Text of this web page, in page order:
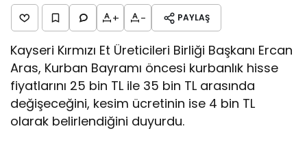
+ - PAYLAŞ
Kayseri Kırmızı Et Üreticileri Birliği Başkanı Ercan
Aras, Kurban Bayramı öncesi kurbanlık hisse
fiyatlarını 25 bin TL ile 35 bin TL arasında
değişeceğini, kesim ücretinin ise 4 bin TL
olarak belirlendiğini duyurdu.